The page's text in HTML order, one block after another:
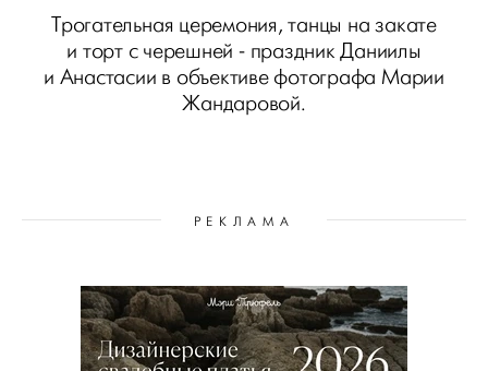
Трогательная церемония, танцы на закате
и торт с черешней - праздник Даниилы
и Анастасии в объективе фотографа Марии
Жандаровой.
РЕКЛАМА